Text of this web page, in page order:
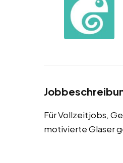
Für Vollzeitjobs,
motivierte Glaser